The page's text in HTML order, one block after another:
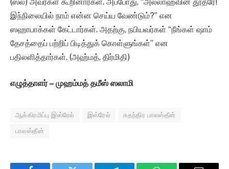
இந்நிலையில் நாம் என்ன செய்ய வேண்டும்?” என
ஸஹாபாக்கள் கேட்டார்கள். அதற்கு, நபியவர்கள் “நீங்கள் ஷாம்
தேசத்தைப் பற்றிப் பிடித்துக் கொள்ளுங்கள்” என
பதிலளித்தார்கள். (அஹ்மத், திர்மிதி)
எழுத்தாளர் – முஹம்மத் தமீஸ் ஸலாமி
ஆக்கிரமிப்பு இஸ்ரேல் இஸ்ரேல் சுதந்திர பாலஸ்தீன்
பாலஸ்தீன்